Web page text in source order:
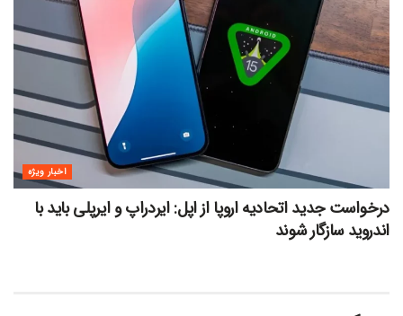
اخبار ویژه
درخواست جدید اتحادیه اروپا از اپل: ایردراپ و ایرپلی باید با
اندروید سازگار شوند